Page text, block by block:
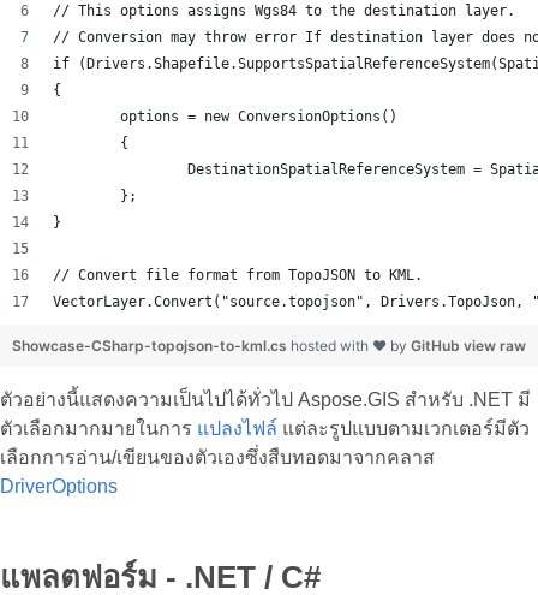
// This options assigns Wgs84 to the destination layer.
// Conversion may throw error If destination layer does
if
{
	options = new ConversionOptions()
	{
DestinationSpatialReferenceSystem =
	};
}
// Convert file format from TopoJSON to KML.
VectorLayer.Convert("source.topojson",
view raw
Showcase-CSharp-topojson-to-kml.cs hosted with ❤ by GitHub
ตัวอย่างนี้แสดงความเป็นไปได้ทั่วไป Aspose.GIS สำหรับ .NET มี
ตัวเลือกมากมายในการ แปลงไฟล์ แต่ละรูปแบบตามเวกเตอร์มีตัว
เลือกการอ่าน/เขียนของตัวเองซึ่งสืบทอดมาจากคลาส
DriverOptions
แพลตฟอร์ม - .NET / C#